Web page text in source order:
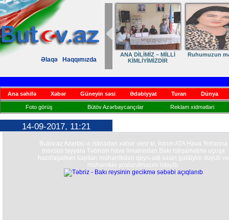
Əlaqə Haqqımızda
ANA DİLİMİZ – MİLLİ
KİMLİYİMİZDİR
Ruhumuzun
Ana səhifə Xəbər Güneyin səsi Ədəbiyyat Turan Dünya
Foto görüş Bütöv Azərbaycançılar Reklam xidmətləri
14-09-2017, 11:21
Butov.az Azərtac-a istinadən xəbər verir ki, İranın ATA Hava Yollarına
məxsus təyyarə Təbrizin hava limanından Bakı istiqamətinə uçuşa
hazırlaşarkən kapitan mühərrikdən qeyri-adi səsin gəldiyini duyub və
mühərrikin yoxlanılmasını istəyib.